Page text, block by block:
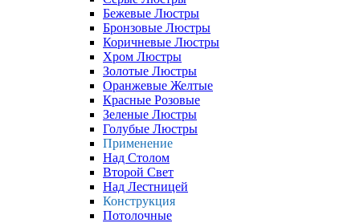
Бежевые Люстры
Бронзовые Люстры
Коричневые Люстры
Хром Люстры
Золотые Люстры
Оранжевые Желтые
Красные Розовые
Зеленые Люстры
Голубые Люстры
Применение
Над Столом
Второй Свет
Над Лестницей
Конструкция
Потолочные